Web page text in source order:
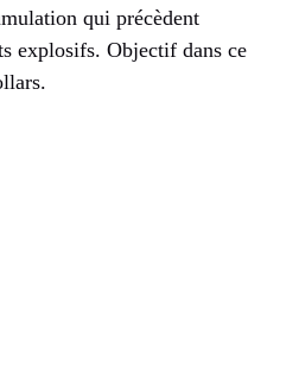
qui précèdent
explosifs. Objectif dans ce